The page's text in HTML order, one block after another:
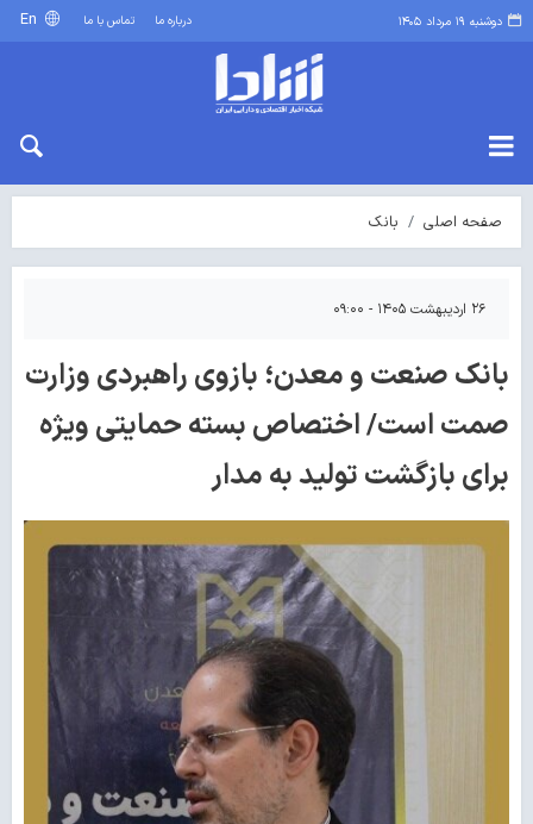
دوشنبه ۱۹ مرداد ۱۴۰۵ درباره ما تماس با ما
صفحه اصلی بانک
۲۶ اردیبهشت ۱۴۰۵ - ۰۹:۰۰
بانک صنعت و معدن؛ بازوی راهبردی وزارت
صمت است/ اختصاص بسته حمایتی ویژه
برای بازگشت تولید به مدار